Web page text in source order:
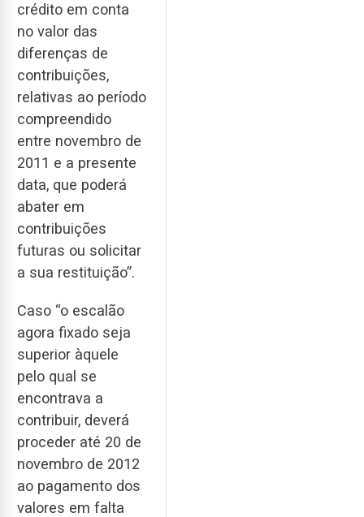
crédito em conta
no valor das
diferenças de
contribuições,
relativas ao período
compreendido
entre novembro de
2011 e a presente
data, que poderá
abater em
contribuições
futuras ou solicitar
a sua restituição”.
Caso “o escalão
agora fixado seja
superior àquele
pelo qual se
encontrava a
contribuir, deverá
proceder até 20 de
novembro de 2012
ao pagamento dos
valores em falta